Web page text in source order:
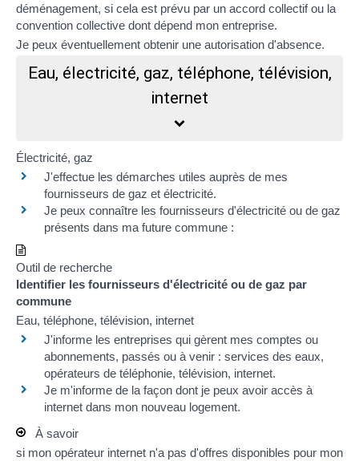
déménagement, si cela est prévu par un accord collectifou la
convention collective dont dépend mon entreprise.
Je peux éventuellement obtenir une autorisation d'absence.
Eau, électricité, gaz, téléphone, télévision,
internet
Électricité, gaz
J'effectue les démarches utiles auprès de mes
fournisseurs de gaz et électricité.
Je peux connaître les fournisseurs d'électricité ou de gaz
présents dans ma future commune :
Outil de recherche
Identifier les fournisseurs d'électricité ou de gaz par
commune
Eau, téléphone, télévision, internet
J'informe les entreprises qui gèrent mes comptes ou
abonnements, passés ou à venir : services des eaux,
opérateurs de téléphonie, télévision, internet.
Je m'informe de la façon dont je peux avoir accès à
internet dans mon nouveau logement.
À savoir
si mon opérateur internet n'a pas d'offres disponibles pour mon